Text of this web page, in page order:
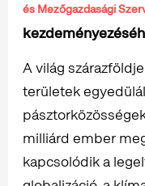
és Mezőgazdasági
A világ
területek
milliárd ember
kapcsolódik a